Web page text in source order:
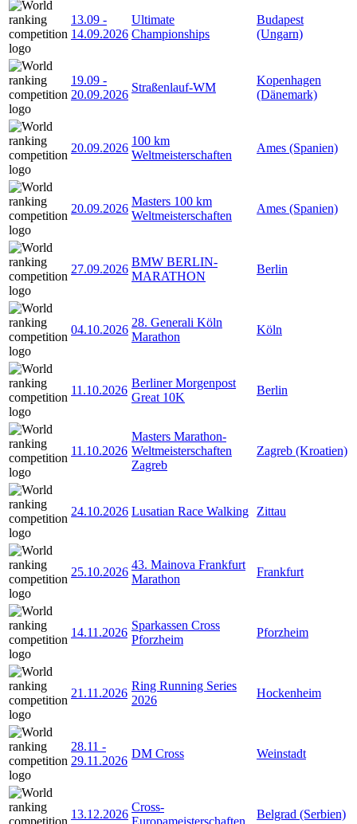
13.09 -
14.09.2026
Ultimate
Championships
Budapest
(Ungarn)
19.09 -
20.09.2026
Straßenlauf-WM
Kopenhagen
(Dänemark)
20.09.2026
100 km
Weltmeisterschaften
Ames (Spanien)
20.09.2026
Masters 100 km
Weltmeisterschaften
Ames (Spanien)
27.09.2026
BMW BERLIN-
MARATHON
Berlin
04.10.2026
28. Generali Köln
Marathon
Köln
11.10.2026
Berliner Morgenpost
Great 10K
Berlin
11.10.2026
Masters Marathon-
Weltmeisterschaften
Zagreb
Zagreb (Kroatien)
24.10.2026 Lusatian Race Walking Zittau
25.10.2026
43. Mainova Frankfurt
Marathon
Frankfurt
14.11.2026
Sparkassen Cross
Pforzheim
Pforzheim
21.11.2026
Ring Running Series
2026
Hockenheim
28.11 -
29.11.2026
DM Cross Weinstadt
13.12.2026
Cross-
Europameisterschaften
Belgrad (Serbien)